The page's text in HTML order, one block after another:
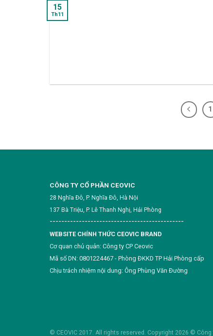
15
Th11
1
CÔNG TY CỔ PHẦN CEOVIC
28 Nghĩa Đô, P. Nghĩa Đô, Hà Nội
137 Bà Triệu, P. Lê Thanh Nghị, Hải Phòng
----------------------------------------------
WEBSITE CHÍNH THỨC CEOVIC BRAND
Cơ quan chủ quản: Công ty CP Ceovic
Mã số DN: 0801224467 - Phòng ĐKKD TP Hải Phòng cấp
Chịu trách nhiệm nội dung: Ông Phùng Văn Đường
© CEOVIC 2017. All rights reserved. Copyright 2026 © Công